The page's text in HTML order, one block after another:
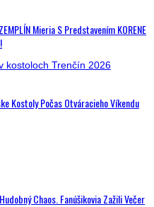
Mieria S Predstavením KORENE
Kostoly Počas Otváracieho Víkendu
Chaos. Fanúšikovia Zažili Večer